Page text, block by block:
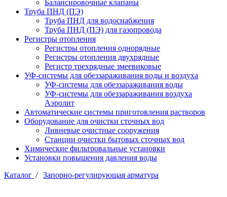
Балансировочные клапаны
Труба ПНД (ПЭ)
Труба ПНД для водоснабжения
Труба ПНД (ПЭ) для газопровода
Регистры отопления
Регистры отопления однорядные
Регистры отопления двухрядные
Регистр трехрядные змеевиковые
УФ-системы для обеззараживания воды и воздуха
УФ-системы для обеззараживания воды
УФ-системы для обеззараживания воздуха
Аэролит
Автоматические системы приготовления растворов
Оборудование для очистки сточных вод
Ливневые очистные сооружения
Станции очистки бытовых сточных вод
Химические фильтровальные установки
Установки повышения давления воды
Каталог / Запорно-регулирующая арматура